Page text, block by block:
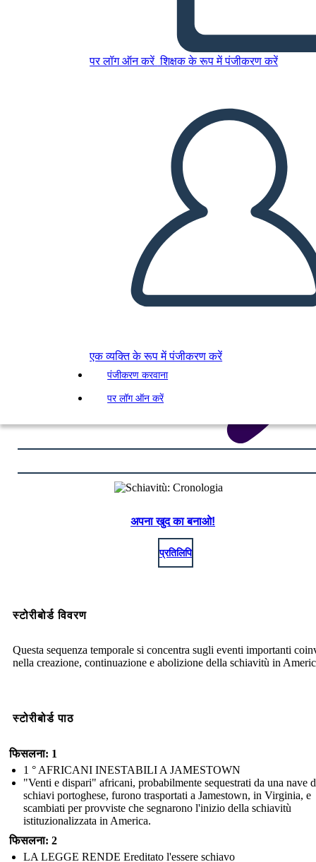
पर लॉग ऑन करें शिक्षक के रूप में पंजीकरण करें
एक व्यक्ति के रूप में पंजीकरण करें
पंजीकरण करवाना
पर लॉग ऑन करें
Schiavitù: Cronologia
स्लाइड शो चलाएं
मुझे पढ़कर सुनाओ
अपना खुद का बनाओ!
प्रतिलिपि
स्टोरीबोर्ड विवरण
Questa sequenza temporale si concentra sugli eventi importanti
nella creazione, continuazione e abolizione della schiavitù in
स्टोरीबोर्ड पाठ
फिसलना: 1
1 ° AFRICANI INESTABILI A JAMESTOWN
"Venti e dispari" africani, probabilmente sequestrati da una nave
schiavi portoghese, furono trasportati a Jamestown, in Virginia, e
scambiati per provviste che segnarono l'inizio della schiavitù
istituzionalizzata in America.
फिसलना: 2
LA LEGGE RENDE Ereditato l'essere schiavo